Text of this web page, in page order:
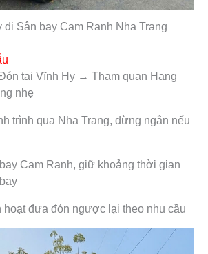
đi Sân bay Cam Ranh Nha Trang
tại Vĩnh Hy → Tham quan Hang
nhẹ
trình qua Nha Trang, dừng ngắn nếu
Cam Ranh, giữ khoảng thời gian
hoạt đưa đón ngược lại theo nhu cầu